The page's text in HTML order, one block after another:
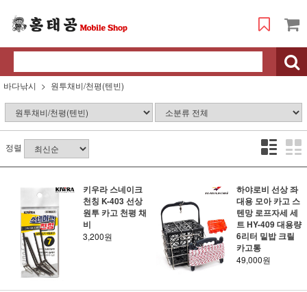
바다낚시 원투채비/천평(텐빈)
정렬
키우라 스네이크
천칭 K-403 선상
원투 카고 천평 채
비
3,200원
하야로비 선상 좌
대용 모아 카고 스
텐망 로프자세 세
트 HY-409 대용량
6리터 밑밥 크릴
카고통
49,000원